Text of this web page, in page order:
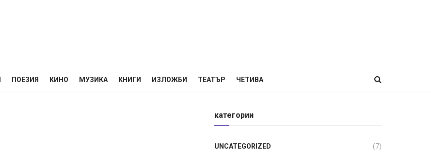
ПОЕЗИЯ КИНО МУЗИКА КНИГИ ИЗЛОЖБИ ТЕАТЪР ЧЕТИВА
категории
UNCATEGORIZED (7)